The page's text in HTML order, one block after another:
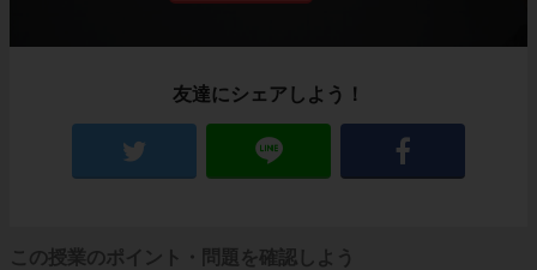
友達にシェアしよう！
この授業のポイント・問題を確認しよう